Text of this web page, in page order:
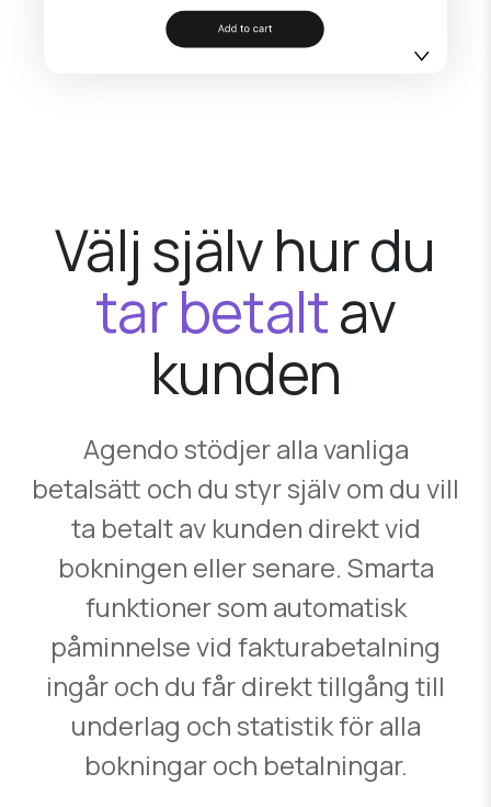
Välj själv hur du
tar betaltav
kunden
Agendo stödjer alla vanliga
betalsätt och du styr själv om du vill
ta betalt av kunden direkt vid
bokningen eller senare. Smarta
funktioner som automatisk
påminnelse vid fakturabetalning
ingår och du får direkt tillgång till
underlag och statistik för alla
bokningar och betalningar.